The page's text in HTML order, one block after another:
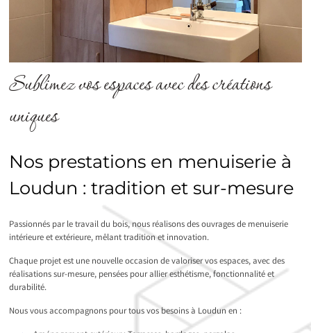
Sublimez vos espaces avec des créations
uniques
Nos prestations en menuiserie à
Loudun : tradition et sur-mesure
Passionnés par le travail du bois, nous réalisons des ouvrages de menuiserie
intérieure et extérieure, mêlant tradition et innovation.
Chaque projet est une nouvelle occasion de valoriser vos espaces, avec des
réalisations sur-mesure, pensées pour allier esthétisme, fonctionnalité et
durabilité.
Nous vous accompagnons pour tous vos besoins à Loudun en :